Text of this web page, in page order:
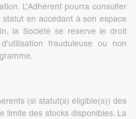
L’Adhérent pourra consulter
en accédant à son espace
la Société se réserve le droit
frauduleuse ou non
(si statut(s) éligible(s)) des
limite des stocks disponibles. La